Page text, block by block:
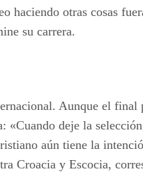
haciendo otras cosas
su carrera.
Aunque el final
«Cuando deje la
aún tiene la
Croacia y Escocia,